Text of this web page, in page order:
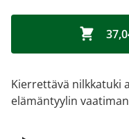
Kierrettävä nilkkatuki
elämäntyylin